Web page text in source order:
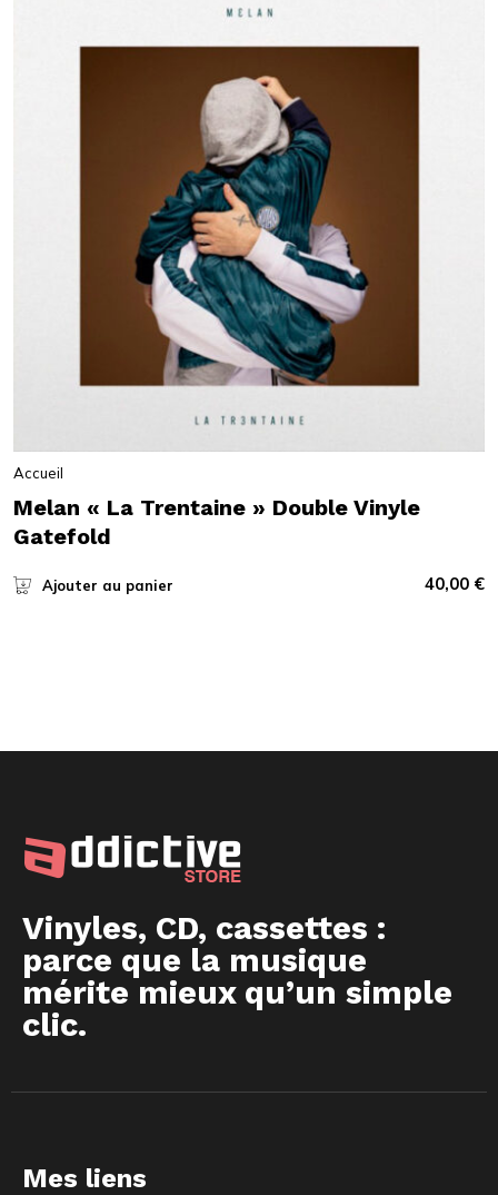
Accueil
Melan « La Trentaine » Double Vinyle
Gatefold
Ajouter au panier 40,00 €
Vinyles, CD, cassettes :
parce que la musique
mérite mieux qu’un simple
clic.
Mes liens